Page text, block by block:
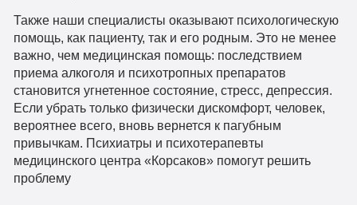
Также наши специалисты оказывают психологическую
помощь, как пациенту, так и его родным. Это не менее
важно, чем медицинская помощь: последствием
приема алкоголя и психотропных препаратов
становится угнетенное состояние, стресс, депрессия.
Если убрать только физически дискомфорт, человек,
вероятнее всего, вновь вернется к пагубным
привычкам. Психиатры и психотерапевты
медицинского центра «Корсаков» помогут решить
проблему